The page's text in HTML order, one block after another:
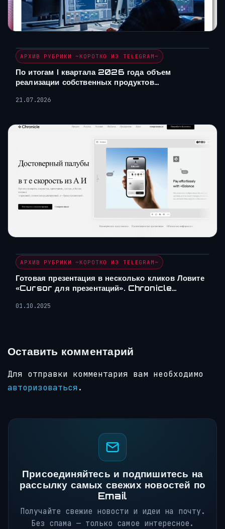
АРХИВ РУБРИКИ ~КОРОТКО ИЗ TELEGRAM~
По итогам I квартала 2026 года объем
реализации собственных продуктов…
21.07.2026
АРХИВ РУБРИКИ ~КОРОТКО ИЗ TELEGRAM~
Готовая презентация в несколько кликов Ловите
«Cursor для презентаций». Chronicle…
01.10.2025
Оставить комментарий
Для отправки комментария вам необходимо
авторизоваться.
Присоединяйтесь и подпишитесь на
рассылку самых свежих новостей по
Email
Получайте свежие новости и идеи на почту.
Без спама — только самое интересное.